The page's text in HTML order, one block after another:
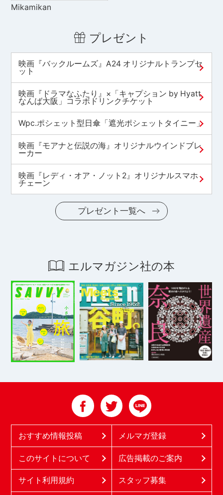
Mikamikan
プレゼント
映画『バックルームズ』A24 オリジナルトランプセ
ット
映画『ドラマなふたり』×「キャプション by Hyatt
なんば大阪」コラボドリンクチケット
Wpc.ポシェット型日傘「遮光ポシェットタイニー」
映画『モアナと伝説の海』オリジナルウインドブレ
ーカー
映画『レディ・オア・ノット2』オリジナルスマホ
チェーン
プレゼント一覧へ
エルマガジン社の本
おすすめ情報投稿 メルマガ登録
このサイトについて 広告掲載のご案内
サイト利用規約 スタッフ募集